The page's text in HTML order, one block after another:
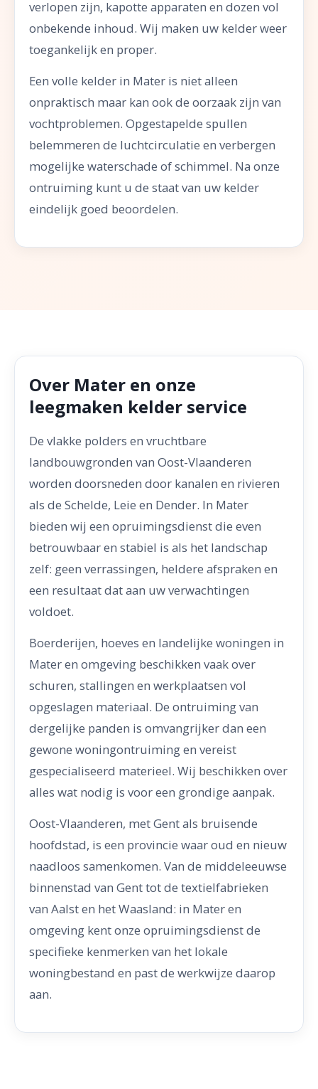
verlopen zijn, kapotte apparaten en dozen vol
onbekende inhoud. Wij maken uw kelder weer
toegankelijk en proper.
Een volle kelder in Mater is niet alleen
onpraktisch maar kan ook de oorzaak zijn van
vochtproblemen. Opgestapelde spullen
belemmeren de luchtcirculatie en verbergen
mogelijke waterschade of schimmel. Na onze
ontruiming kunt u de staat van uw kelder
eindelijk goed beoordelen.
Over Mater en onze
leegmaken kelder service
De vlakke polders en vruchtbare
landbouwgronden van Oost-Vlaanderen
worden doorsneden door kanalen en rivieren
als de Schelde, Leie en Dender. In Mater
bieden wij een opruimingsdienst die even
betrouwbaar en stabiel is als het landschap
zelf: geen verrassingen, heldere afspraken en
een resultaat dat aan uw verwachtingen
voldoet.
Boerderijen, hoeves en landelijke woningen in
Mater en omgeving beschikken vaak over
schuren, stallingen en werkplaatsen vol
opgeslagen materiaal. De ontruiming van
dergelijke panden is omvangrijker dan een
gewone woningontruiming en vereist
gespecialiseerd materieel. Wij beschikken over
alles wat nodig is voor een grondige aanpak.
Oost-Vlaanderen, met Gent als bruisende
hoofdstad, is een provincie waar oud en nieuw
naadloos samenkomen. Van de middeleeuwse
binnenstad van Gent tot de textielfabrieken
van Aalst en het Waasland: in Mater en
omgeving kent onze opruimingsdienst de
specifieke kenmerken van het lokale
woningbestand en past de werkwijze daarop
aan.